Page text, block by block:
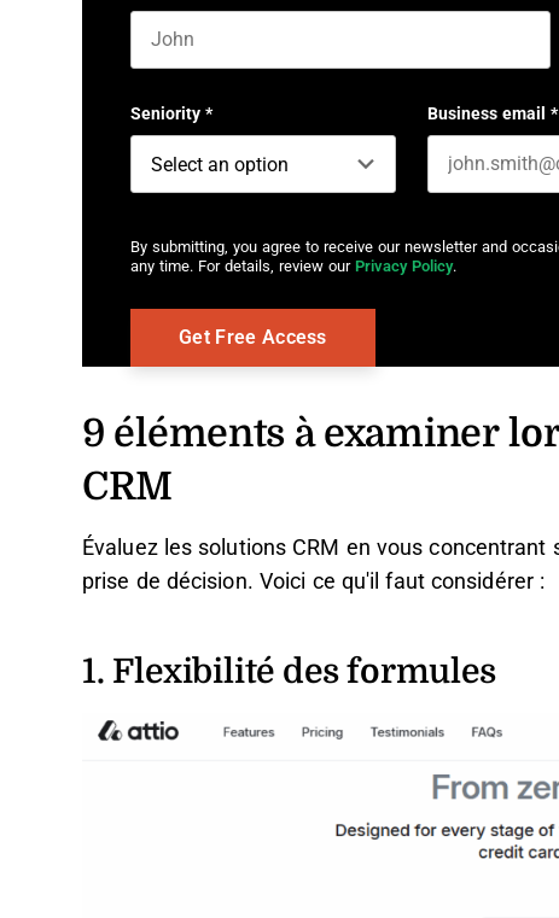
Seniority * Business email *
By submitting, you agree to receive our newsletter and
any time. For details, review our Privacy Policy.
9 éléments à examiner
CRM
Évaluez les solutions CRM en vous
prise de décision. Voici ce qu'il faut considérer :
1. Flexibilité des formules